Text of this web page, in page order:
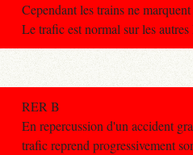
Cependant les trains ne
Le trafic est normal sur les
RER B
En repercussion d'un accident
trafic reprend progressivement